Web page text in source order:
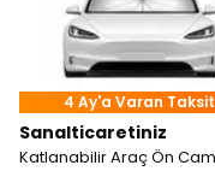
4 Ay'a Varan Taksit
Sanalticaretiniz